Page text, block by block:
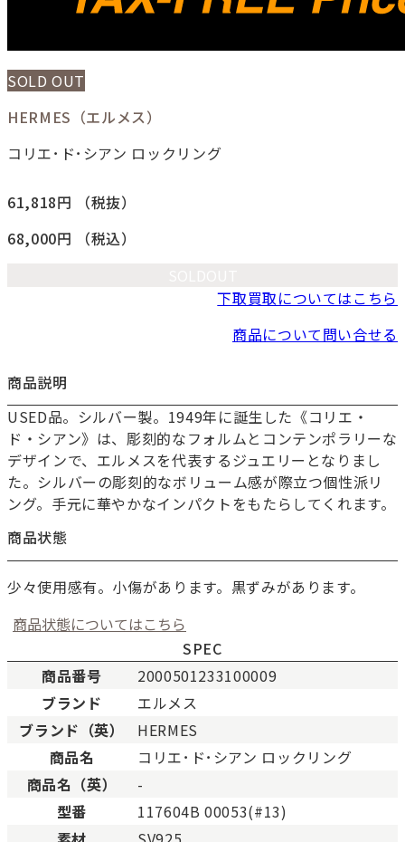
SOLD OUT
HERMES（エルメス）
コリエ･ド･シアン ロックリング
61,818円
（税抜）
68,000円
（税込）
下取買取についてはこちら
商品について問い合せる
商品説明
USED品。シルバー製。1949年に誕生した《コリエ・
ド・シアン》は、彫刻的なフォルムとコンテンポラリーな
デザインで、エルメスを代表するジュエリーとなりまし
た。シルバーの彫刻的なボリューム感が際立つ個性派リ
ング。手元に華やかなインパクトをもたらしてくれます。
商品状態
少々使用感有。小傷があります。黒ずみがあります。
商品状態についてはこちら
未使用
SAランク 未使用同様品。数回使用し
ABランク少々使用感はありますが、
SPEC
商品番号
2000501233100009
ブランド
エルメス
ブランド（英）
HERMES
商品名
コリエ･ド･シアン ロックリング
商品名（英）
-
型番
117604B 00053(#13)